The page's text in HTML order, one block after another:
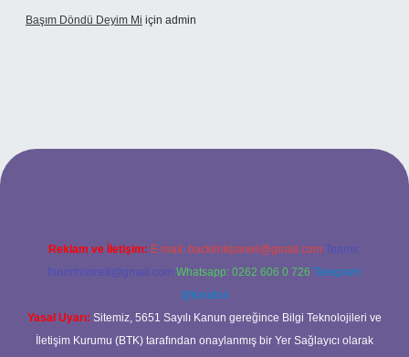
Başım Döndü Deyim Mi için admin
giriş
Reklam ve İletişim: E-mail: backlinkpaneli@gmail.com Teams:
forumhizmeti@gmail.com Whatsapp: 0262 606 0 726 Telegram:
@karabul
Yasal Uyarı: Sitemiz, 5651 Sayılı Kanun gereğince Bilgi Teknolojileri ve
İletişim Kurumu (BTK) tarafından onaylanmış bir Yer Sağlayıcı olarak